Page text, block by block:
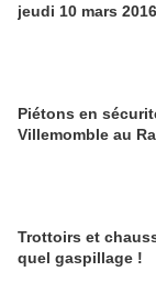
jeudi 10 mars 2016
Piétons en
Villemomble au
Trottoirs et
quel gaspillage !